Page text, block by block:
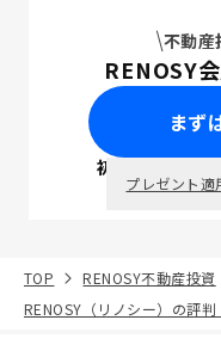
不動産
RENOSY
まず
初回面談で
プレゼント適
TOP RENOSY不動産投資
RENOSY（リノシー）の評判